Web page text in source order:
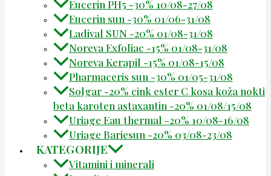
Eucerin PH5 -30% 10/08-27/08
Eucerin sun -30% 01/06-31/08
Ladival SUN -20% 01/08-31/08
Noreva Exfoliac -15% 01/08-31/08
Noreva Kerapil -15% 01/08-15/08
Pharmaceris sun -30% 01/05-31/08
Solgar -20% cink ester C kosa koža nokti
beta karoten astaxantin -20% 01/08/15/08
Uriage Eau thermal -20% 10/08-16/08
Uriage Bariesun -20% 03/08-23/08
KATEGORIJE
Vitamini i minerali